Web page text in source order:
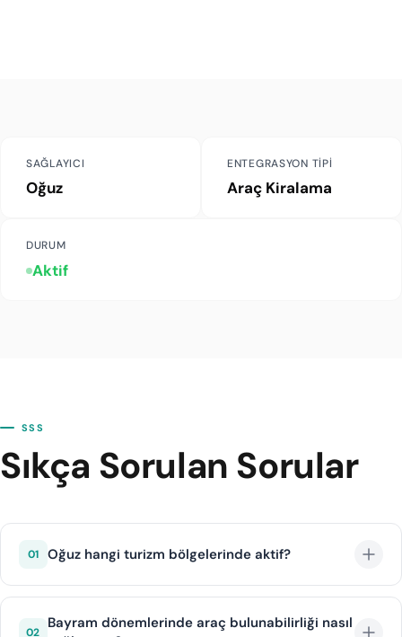
SAĞLAYICI
Oğuz
ENTEGRASYON TIPI
Araç Kiralama
DURUM
Aktif
SSS
Sıkça Sorulan Sorular
01 Oğuz hangi turizm bölgelerinde aktif?
Oğuz, Ege, Akdeniz ve Karadeniz başta olmak üzere
popüler yurt içi turizm rotalarında hizmet vermektedir.
02
Bayram dönemlerinde araç bulunabilirliği nasıl